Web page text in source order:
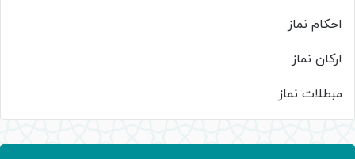
احکام نماز
ارکان نماز
مبطلات نماز